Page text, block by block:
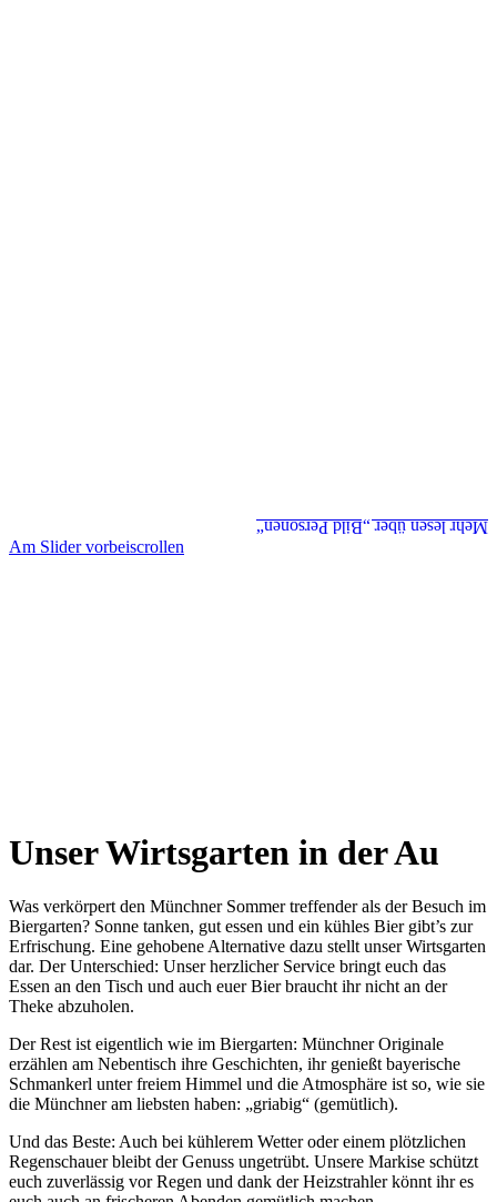
Mehr lesen über „Bild Personen“
Am Slider vorbeiscrollen
Unser Wirtsgarten in der Au
Was verkörpert den Münchner Sommer treffender als der Besuch im
Biergarten? Sonne tanken, gut essen und ein kühles Bier gibt’s zur
Erfrischung. Eine gehobene Alternative dazu stellt unser Wirtsgarten
dar. Der Unterschied: Unser herzlicher Service bringt euch das
Essen an den Tisch und auch euer Bier braucht ihr nicht an der
Theke abzuholen.
Der Rest ist eigentlich wie im Biergarten: Münchner Originale
erzählen am Nebentisch ihre Geschichten, ihr genießt bayerische
Schmankerl unter freiem Himmel und die Atmosphäre ist so, wie sie
die Münchner am liebsten haben: „griabig“ (gemütlich).
Und das Beste: Auch bei kühlerem Wetter oder einem plötzlichen
Regenschauer bleibt der Genuss ungetrübt. Unsere Markise schützt
euch zuverlässig vor Regen und dank der Heizstrahler könnt ihr es